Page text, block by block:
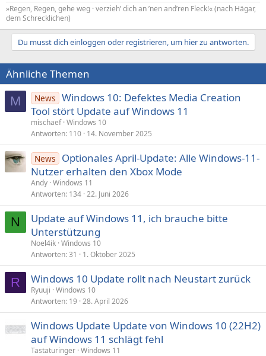
»Regen, Regen, gehe weg · verzieh’ dich an ’nen and’ren Fleck!« (nach Hägar,
dem Schrecklichen)
Du musst dich einloggen oder registrieren, um hier zu antworten.
Ähnliche Themen
M News Windows 10: Defektes Media Creation
Tool stört Update auf Windows 11
mischaef Windows 10
Antworten 110 14. November 2025
News
Optionales April-Update: Alle Windows-11-
Nutzer erhalten den Xbox Mode
Andy Windows 11
Antworten 134 22. Juni 2026
N
Update auf Windows 11, ich brauche bitte
Unterstützung
Noel4ik Windows 10
Antworten 31 1. Oktober 2025
R Windows 10 Update rollt nach Neustart zurück
Ryuuji Windows 10
Antworten 19 28. April 2026
Windows Update Update von Windows 10 (22H2)
auf Windows 11 schlägt fehl
Tastaturinger Windows 11